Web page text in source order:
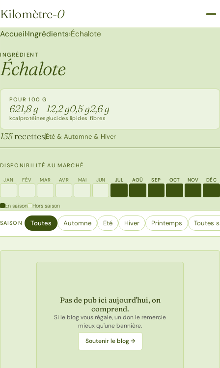
Kilomètre-0
Kilomètre-0
Accueil›Ingrédients›Échalote
INGRÉDIENT
Échalote
POUR 100 G
62
kcal
1,8 g
protéines
12,2 g
glucides
0,5 g
lipides
2,6 g
fibres
135recettesÉté & Automne & Hiver
DISPONIBILITÉ AU MARCHÉ
JAN FÉV MAR AVR MAI JUN JUL AOÛ SEP OCT NOV DÉC
En saison Hors saison
SAISON Toutes Automne Eté Hiver Printemps Toutes
Pas de pub ici aujourd'hui, on
comprend.
Si le blog vous régale, un don le remercie
mieux qu'une bannière.
Soutenir le blog →